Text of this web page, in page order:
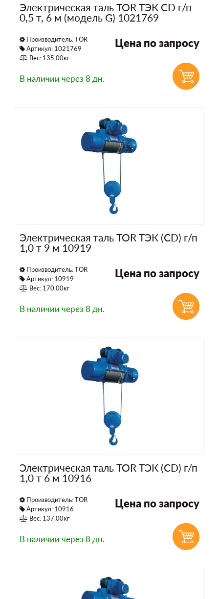
Электрическая таль TOR ТЭК CD г/п
0,5 т, 6 м (модель G) 1021769
Производитель:TOR
Артикул: 1021769
Вес: 135,00кг
Цена по запросу
В наличии через 8 дн.
Электрическая таль TOR ТЭК (CD) г/п
1,0 т 9 м 10919
Производитель:TOR
Артикул: 10919
Вес: 170,00кг
Цена по запросу
В наличии через 8 дн.
Электрическая таль TOR ТЭК (CD) г/п
1,0 т 6 м 10916
Производитель:TOR
Артикул: 10916
Вес: 137,00кг
Цена по запросу
В наличии через 8 дн.